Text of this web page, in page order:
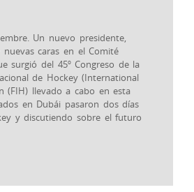
Un nuevo presidente,
caras en el Comité
surgió del 45º Congreso de la
de Hockey (International
(FIH) llevado a cabo en esta
en Dubái pasaron dos días
y discutiendo sobre el futuro